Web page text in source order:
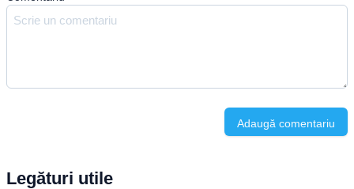
Adaugă comentariu
Legături utile